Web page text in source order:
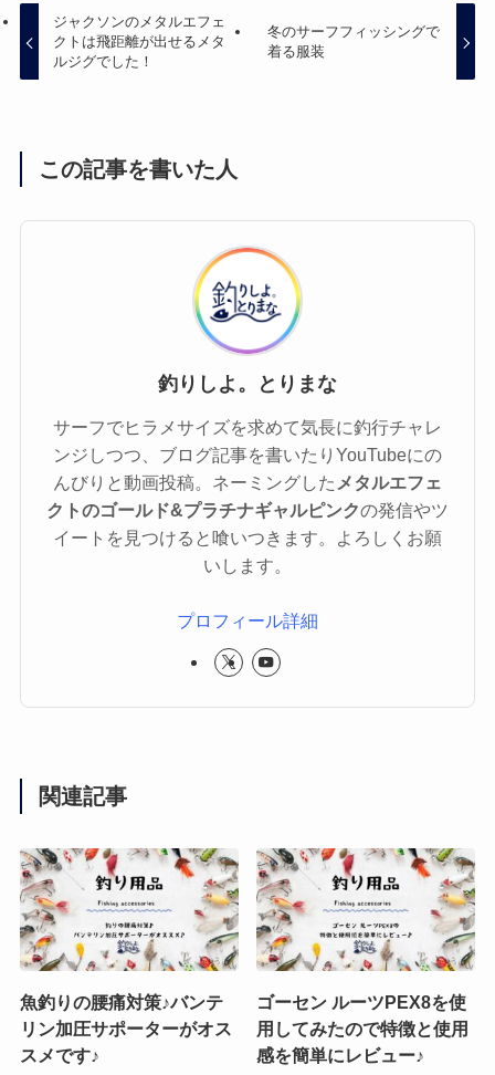
ジャクソンのメタルエフェ
クトは飛距離が出せるメタ
ルジグでした！
冬のサーフフィッシングで
着る服装
この記事を書いた人
釣りしよ。とりまな
サーフでヒラメサイズを求めて気長に釣行チャレ
ンジしつつ、ブログ記事を書いたりYouTubeにの
んびりと動画投稿。ネーミングした メタルエフェ
クトのゴールド&プラチナギャルピンクの発信やツ
イートを見つけると喰いつきます。よろしくお願
いします。
プロフィール詳細
関連記事
魚釣りの腰痛対策♪バンテ
リン加圧サポーターがオス
スメです♪
ゴーセン ルーツPEX8を使
用してみたので特徴と使用
感を簡単にレビュー♪